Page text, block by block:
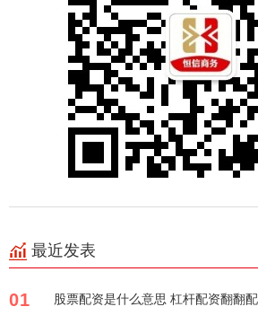
最近发表
01 股票配资是什么意思 杠杆配资翻翻